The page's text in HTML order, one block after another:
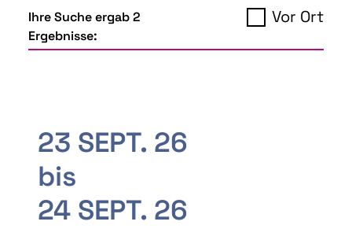
Ihre Suche ergab 2
Ergebnisse:
Vor Ort
23 SEPT. 26
bis
24 SEPT. 26